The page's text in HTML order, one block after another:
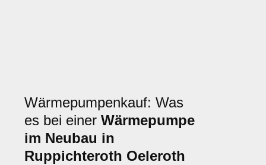
Wärmepumpenkauf: Was
es bei einer Wärmepumpe
im Neubau in
Ruppichteroth Oeleroth